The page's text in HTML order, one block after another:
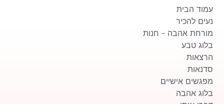
עמוד הבית
נעים להכיר
מורחת אהבה - חנות
בלוג טבע
הרצאות
סדנאות
מפגשים אישיים
בלוג אהבה